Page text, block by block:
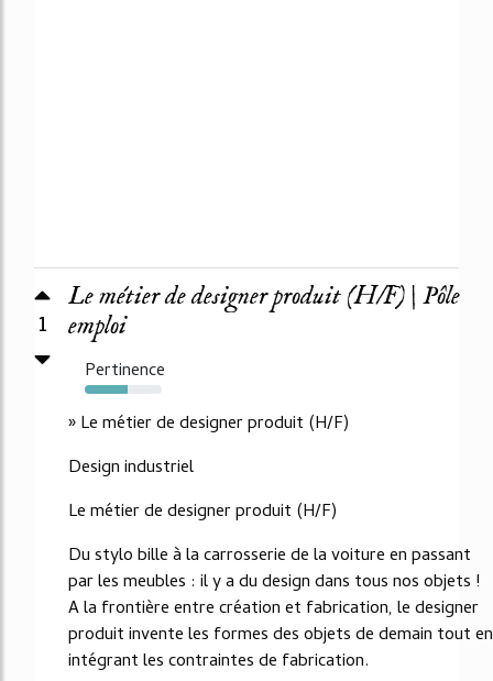
1
Le métier de designer produit (H/F) | Pôle
emploi
Pertinence
55%
» Le métier de designer produit (H/F)
Design industriel
Le métier de designer produit (H/F)
Du stylo bille à la carrosserie de la voiture en passant
par les meubles : il y a du design dans tous nos objets !
A la frontière entre création et fabrication, le designer
produit invente les formes des objets de demain tout en
intégrant les contraintes de fabrication.